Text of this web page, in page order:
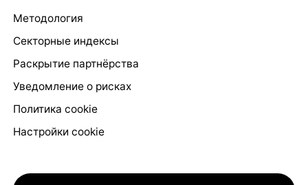
Методология
Секторные индексы
Раскрытие партнёрства
Уведомление о рисках
Политика cookie
Настройки cookie